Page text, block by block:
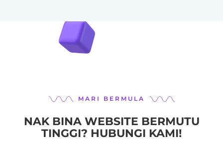
MARI BERMULA
NAK BINA WEBSITE BERMUTU
TINGGI? HUBUNGI KAMI!